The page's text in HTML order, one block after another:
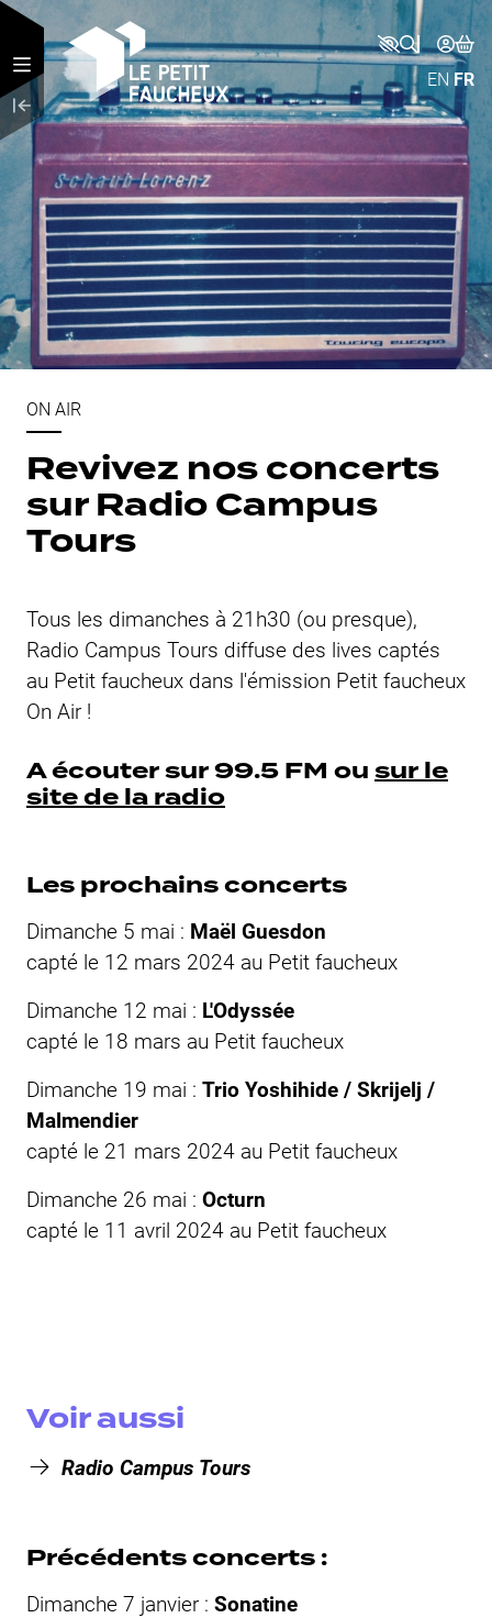
Aller au contenu principal
EN FR
ON AIR
Revivez nos concerts
sur Radio Campus
Tours
Tous les dimanches à 21h30 (ou presque),
Radio Campus Tours diffuse des lives captés
au Petit faucheux dans l'émission Petit faucheux
On Air !
A écouter sur 99.5 FM ou sur le
site de la radio
Les prochains concerts
Dimanche 5 mai : Maël Guesdon
capté le 12 mars 2024 au Petit faucheux
Dimanche 12 mai : L'Odyssée
capté le 18 mars au Petit faucheux
Dimanche 19 mai : Trio Yoshihide / Skrijelj /
Malmendier
capté le 21 mars 2024 au Petit faucheux
Dimanche 26 mai : Octurn
capté le 11 avril 2024 au Petit faucheux
Voir aussi
Radio Campus Tours
Précédents concerts :
Dimanche 7 janvier : Sonatine